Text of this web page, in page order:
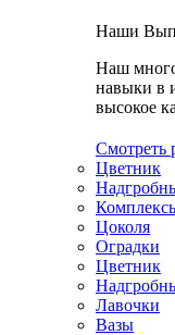
Наши
Наш
навыки в
высокое
Смотреть
Цветник
Цоколя
Оградки
Цветник
Лавочки
Вазы